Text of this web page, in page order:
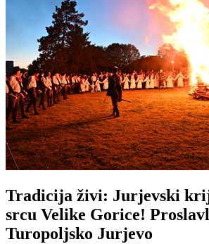
Tradicija živi: Jurjevski
srcu Velike Gorice!
Turopoljsko Jurjevo